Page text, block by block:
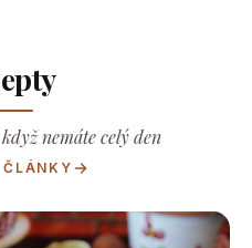
nemáte celý den
ČLÁNKY